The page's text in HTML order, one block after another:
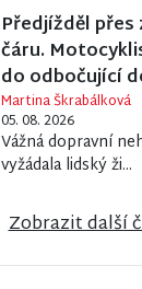
Předjížděl
čáru.
do odbočující
Martina Škrabálková
05. 08. 2026
Vážná dopravní
vyžádala lidský ži...
Zobrazit další